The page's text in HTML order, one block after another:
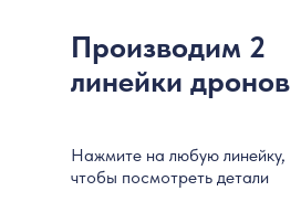
Производим 2
линейки дронов
Нажмите на любую линейку,
чтобы посмотреть детали